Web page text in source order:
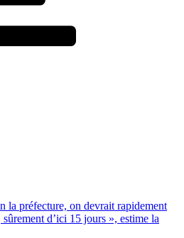
la préfecture, on devrait rapidement
d’ici 15 jours », estime la